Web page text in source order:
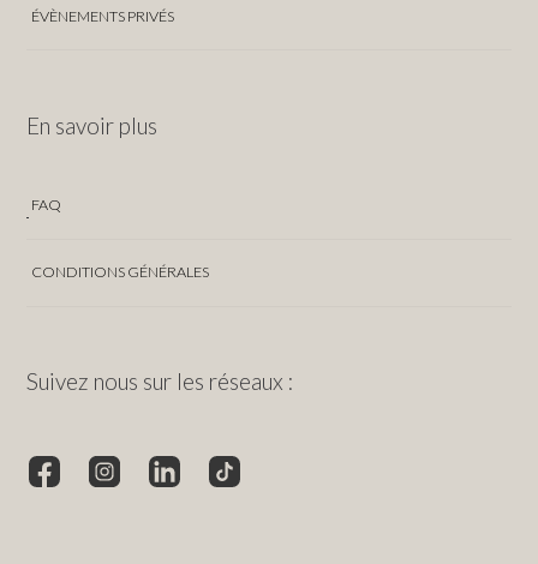
ÉVÈNEMENTS PRIVÉS
En savoir plus
FAQ
CONDITIONS GÉNÉRALES
Suivez nous sur les réseaux :